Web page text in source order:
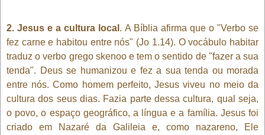
2. Jesus e a cultura local . A Bíblia afirma que o "Verbo se
fez carne e habitou entre nós" (Jo 1.14). O vocábulo habitar
traduz o verbo grego skenoo e tem o sentido de "fazer a sua
tenda". Deus se humanizou e fez a sua tenda ou morada
entre nós. Como homem perfeito, Jesus viveu no meio da
cultura dos seus dias. Fazia parte dessa cultura, qual seja,
o povo, o espaço geográfico, a língua e a família. Jesus foi
criado em Nazaré da Galileia e, como nazareno, Ele